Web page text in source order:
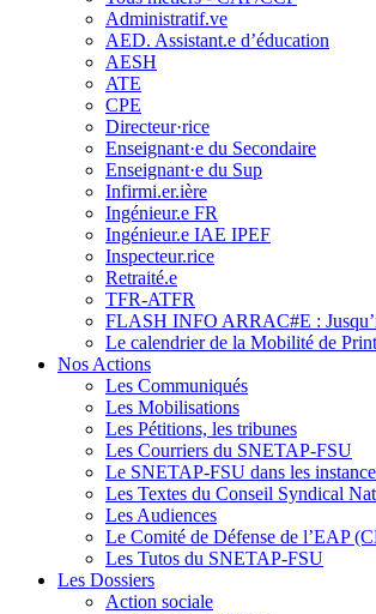
Administratif.ve
AED. Assistant.e d’éducation
AESH
ATE
CPE
Directeur·rice
Enseignant·e du Secondaire
Enseignant·e du Sup
Infirmi.er.ière
Ingénieur.e FR
Ingénieur.e IAE IPEF
Inspecteur.rice
Retraité.e
TFR-ATFR
FLASH INFO ARRAC#E :
Le calendrier de la Mobilité de
Nos Actions
Les Communiqués
Les Mobilisations
Les Pétitions, les tribunes
Les Courriers du SNETAP-FSU
Le SNETAP-FSU dans les
Les Textes du Conseil Syndical
Les Audiences
Le Comité de Défense de l’EAP
Les Tutos du SNETAP-FSU
Les Dossiers
Action sociale